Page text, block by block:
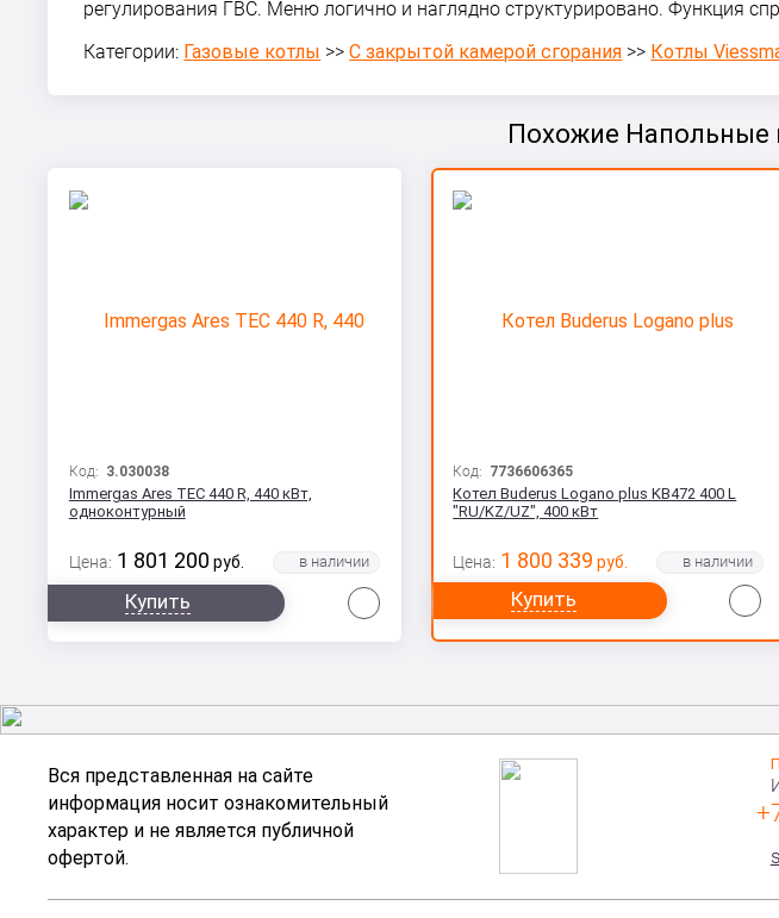
регулирования ГВС. Меню логично и наглядно структурировано. Функция
Категории: Газовые котлы >>С закрытой камерой сгорания >> Котлы
Похожие Напольные
Код: 3.030038
Immergas Ares TEC 440 R, 440 кВт,
одноконтурный
Цена: 1 801 200 руб.
Купить Сравнить
Код: 7736606365
Котел Buderus Logano plus KB472 400 L
"RU/KZ/UZ", 400 кВт
Цена: 1 800 339 руб.
Купить
Вся представленная на сайте
информация носит ознакомительный
характер и не является публичной
офертой.